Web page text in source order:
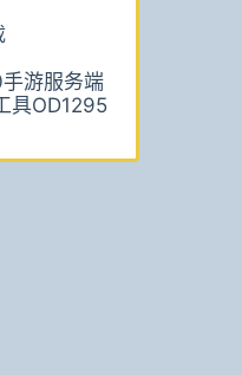
游服务端
具OD1295